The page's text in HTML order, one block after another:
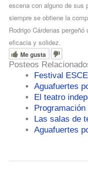
escena con alguno de sus
siempre se obtiene la
Rodrigo Cárdenas
eficacia y solidez.
Me gusta
Posteos
Festival
Aguafuertes
El teatro
Las salas de
Aguafuertes